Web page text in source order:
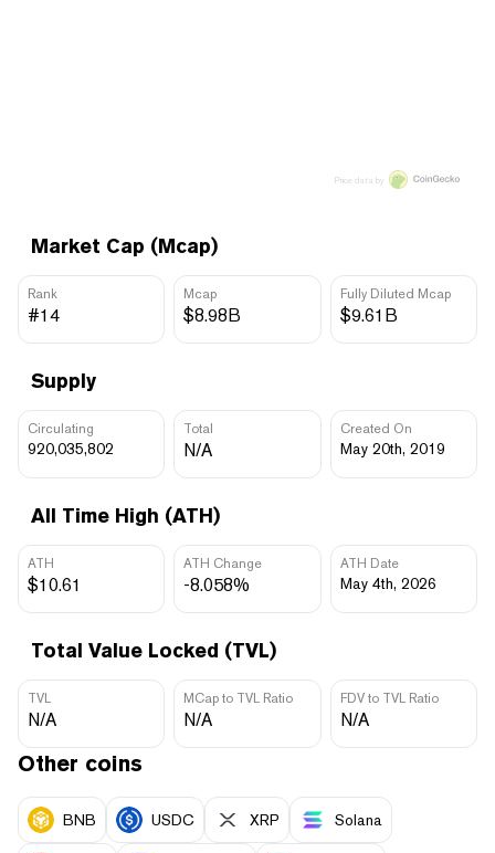
Market Cap (Mcap)
Rank
#14
Mcap
$8.98B
Fully Diluted Mcap
$9.61B
Supply
Circulating
920,035,802
Total
N/A
Created On
May 20th, 2019
All Time High (ATH)
ATH
$10.61
ATH Change
-8.058%
ATH Date
May 4th, 2026
Total Value Locked (TVL)
TVL
N/A
MCap to TVL Ratio
N/A
FDV to TVL Ratio
N/A
Price data by
Other coins
BNB USDC XRP Solana